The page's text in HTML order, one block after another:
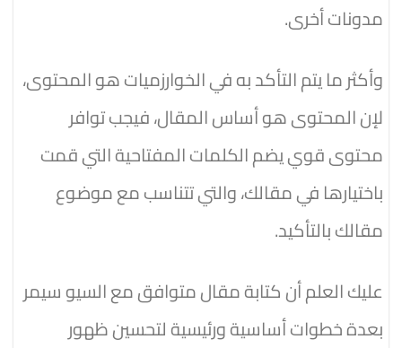
مدونات أخرى.
وأكثر ما يتم التأكد به في الخوارزميات هو المحتوى،
لإن المحتوى هو أساس المقال، فيجب توافر
محتوى قوي يضم الكلمات المفتاحية التي قمت
باختيارها في مقالك، والتي تتناسب مع موضوع
مقالك بالتأكيد.
عليك العلم أن كتابة مقال متوافق مع السيو سيمر
بعدة خطوات أساسية ورئيسية لتحسين ظهور